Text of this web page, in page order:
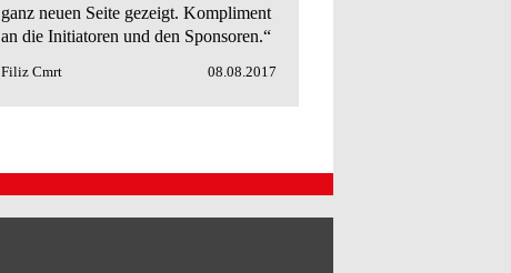
ganz neuen Seite gezeigt. Kompliment
an die Initiatoren und den Sponsoren.“
Filiz Cmrt 08.08.2017